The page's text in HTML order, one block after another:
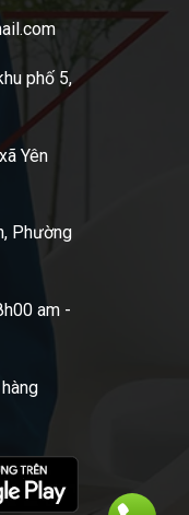
phố 5,
Yên
Phường
am -